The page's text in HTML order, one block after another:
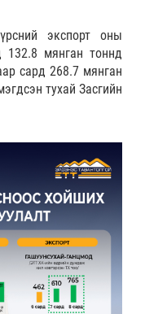
экспорт оны
132.8 мянган тоннд
сард 268.7 мянган
тухай Засгийн